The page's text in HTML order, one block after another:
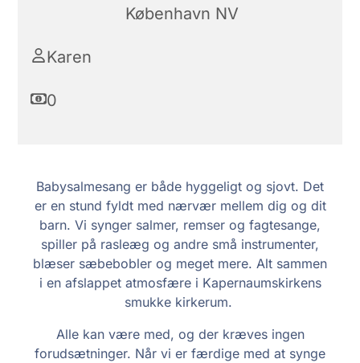
København NV
Karen
0
Babysalmesang er både hyggeligt og sjovt. Det
er en stund fyldt med nærvær mellem dig og dit
barn. Vi synger salmer, remser og fagtesange,
spiller på rasleæg og andre små instrumenter,
blæser sæbebobler og meget mere. Alt sammen
i en afslappet atmosfære i Kapernaumskirkens
smukke kirkerum.
Alle kan være med, og der kræves ingen
forudsætninger. Når vi er færdige med at synge